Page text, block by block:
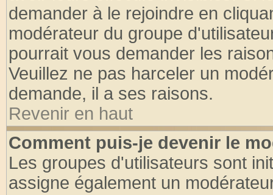
demander à le rejoindre en
modérateur du groupe
pourrait vous demander les
Veuillez ne pas harceler un
demande, il a ses raisons.
Revenir en haut
Comment puis-je devenir le
Les groupes d'utilisateurs sont
assigne également un